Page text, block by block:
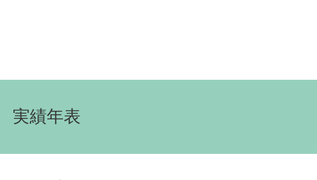
実績年表